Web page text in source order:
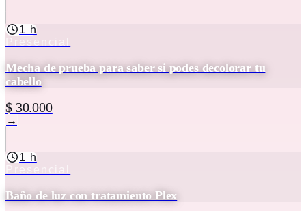
1 h
Mecha de prueba para saber si podes decolorar tu
cabello
$ 30.000
→
1 h
Baño de luz con tratamiento Plex